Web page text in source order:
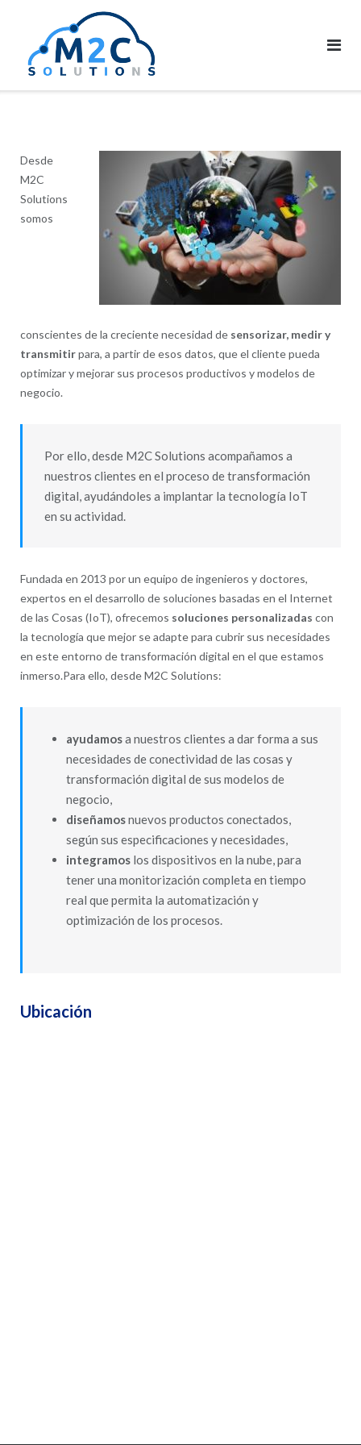
contenido
Desde
M2C
Solutions
somos
conscientes de la creciente necesidad de sensorizar, medir y
transmitirpara, a partir de esos datos, que el cliente pueda
optimizar y mejorar sus procesos productivos y modelos de
negocio.
Por ello, desde M2C Solutions acompañamos a
nuestros clientes en el proceso de transformación
digital, ayudándoles a implantar la tecnología IoT
en su actividad.
Fundada en 2013 por un equipo de ingenieros y doctores,
expertos en el desarrollo de soluciones basadas en el Internet
de las Cosas (IoT), ofrecemos soluciones personalizadas con
la tecnología que mejor se adapte para cubrir sus necesidades
en este entorno de transformación digital en el que estamos
inmerso.Para ello, desde M2C Solutions:
ayudamosa nuestros clientes a dar forma a sus
necesidades de conectividad de las cosas y
transformación digital de sus modelos de
negocio,
diseñamosnuevos productos conectados,
según sus especificaciones y necesidades,
integramoslos dispositivos en la nube, para
tener una monitorización completa en tiempo
real que permita la automatización y
optimización de los procesos.
Ubicación